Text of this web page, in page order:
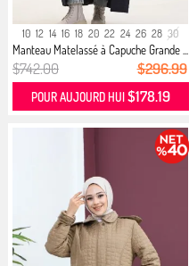
10 12 14 16 18 20 22 24 26 28 30
Manteau Matelassé à Capuche Grande ...
$742.00 $296.99
POUR AUJOURD HUI $178.19